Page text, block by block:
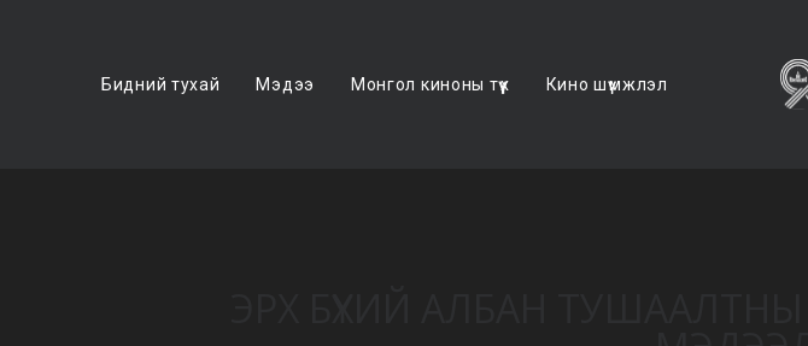
Бидний тухай Мэдээ Монгол киноны түүх Кино шүүмжлэл